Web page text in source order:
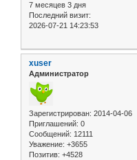
7 месяцев 3 дня
Последний визит:
2026-07-21 14:23:53
xuser
Администратор
Зарегистрирован: 2014-04-06
Приглашений: 0
Сообщений: 12111
Уважение: +3655
Позитив: +4528